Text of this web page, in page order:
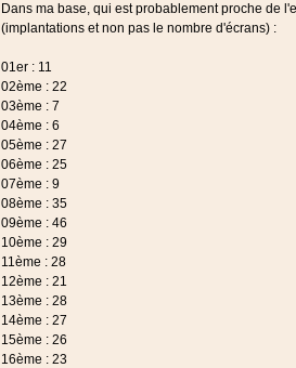
Dans ma base, qui est probablement proche de
(implantations et non pas le nombre d'écrans) :
01er : 11
02ème : 22
03ème : 7
04ème : 6
05ème : 27
06ème : 25
07ème : 9
08ème : 35
09ème : 46
10ème : 29
11ème : 28
12ème : 21
13ème : 28
14ème : 27
15ème : 26
16ème : 23